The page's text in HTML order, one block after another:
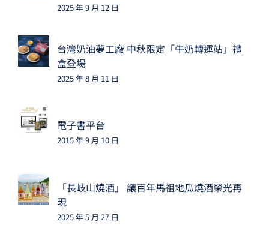
2025 年 9 月 12 日
台灣奶油夢工廠 中秋限定「牛奶轉運站」禮
盒登場
2025 年 8 月 11 日
電子書平台
2015 年 9 月 10 日
「長岐山燒酒」 讓百年馬祖地瓜燒酒榮光再
現
2025 年 5 月 27 日